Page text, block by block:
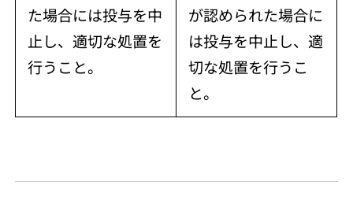
た場合には投与を中
止し、適切な処置を
行うこと。
が認められた場合に
は投与を中止し、適
切な処置を行うこ
と。